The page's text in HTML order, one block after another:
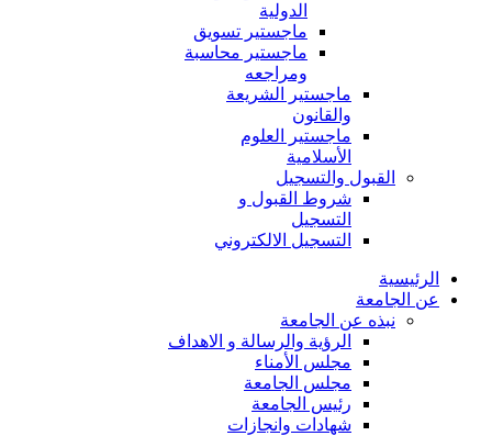
الدولية
ماجستير تسويق
ماجستير محاسبة
ومراجعه
ماجستير الشريعة
والقانون
ماجستير العلوم
الأسلامية
القبول والتسجيل
شروط القبول و
التسجيل
التسجيل الالكتروني
الرئيسية
عن الجامعة
نبذه عن الجامعة
الرؤية والرسالة و الاهداف
مجلس الأمناء
مجلس الجامعة
رئيس الجامعة
شهادات وانجازات